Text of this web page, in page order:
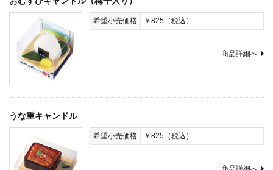
希望小売価格 ￥825（税込）
商品詳細へ
うな重キャンドル
希望小売価格 ￥825（税込）